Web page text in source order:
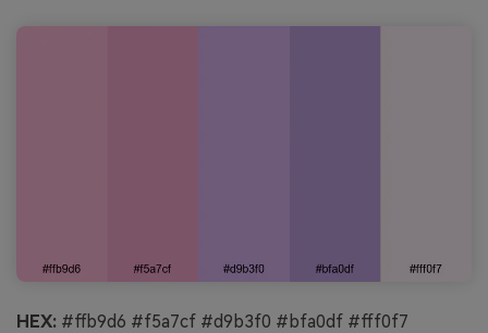
HEX: #ffb9d6 #f5a7cf #d9b3f0 #bfa0df #fff0f7